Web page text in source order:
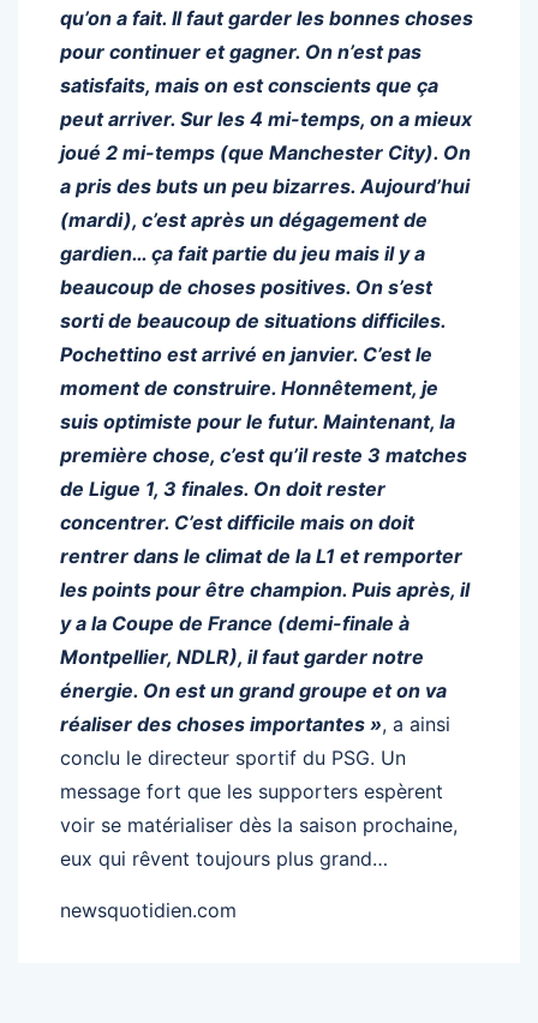
qu’on a fait. Il faut garder les bonnes choses
pour continuer et gagner. On n’est pas
satisfaits, mais on est conscients que ça
peut arriver. Sur les 4 mi-temps, on a mieux
joué 2 mi-temps (que Manchester City). On
a pris des buts un peu bizarres. Aujourd’hui
(mardi), c’est après un dégagement de
gardien… ça fait partie du jeu mais il y a
beaucoup de choses positives. On s’est
sorti de beaucoup de situations difficiles.
Pochettino est arrivé en janvier. C’est le
moment de construire. Honnêtement, je
suis optimiste pour le futur. Maintenant, la
première chose, c’est qu’il reste 3 matches
de Ligue 1, 3 finales. On doit rester
concentrer. C’est difficile mais on doit
rentrer dans le climat de la L1 et remporter
les points pour être champion. Puis après, il
y a la Coupe de France (demi-finale à
Montpellier, NDLR), il faut garder notre
énergie. On est un grand groupe et on va
réaliser des choses importantes », a ainsi
conclu le directeur sportif du PSG. Un
message fort que les supporters espèrent
voir se matérialiser dès la saison prochaine,
eux qui rêvent toujours plus grand…
newsquotidien.com